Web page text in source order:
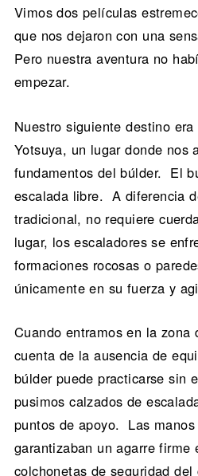
Vimos dos películas
que nos dejaron con una
Pero nuestra aventura no
empezar.
Nuestro siguiente destino
Yotsuya, un lugar donde nos
fundamentos del búlder. El
escalada libre. A diferencia
tradicional, no requiere
lugar, los escaladores se
formaciones rocosas o
únicamente en su fuerza y
Cuando entramos en la zona
cuenta de la ausencia de
búlder puede practicarse sin
pusimos calzados de
puntos de apoyo. Las
garantizaban un agarre
colchonetas de seguridad